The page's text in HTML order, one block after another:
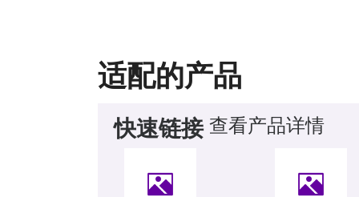
适配的产品
快速链接 查看产品详情